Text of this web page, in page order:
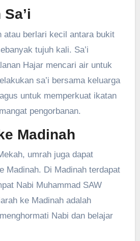
atau berlari kecil antara bukit
tujuh kali. Sa’i
Hajar mencari air untuk
sa’i bersama keluarga
untuk memperkuat ikatan
pengorbanan.
Madinah
umrah juga dapat
Madinah. Di Madinah terdapat
Nabi Muhammad SAW
ke Madinah adalah
Nabi dan belajar